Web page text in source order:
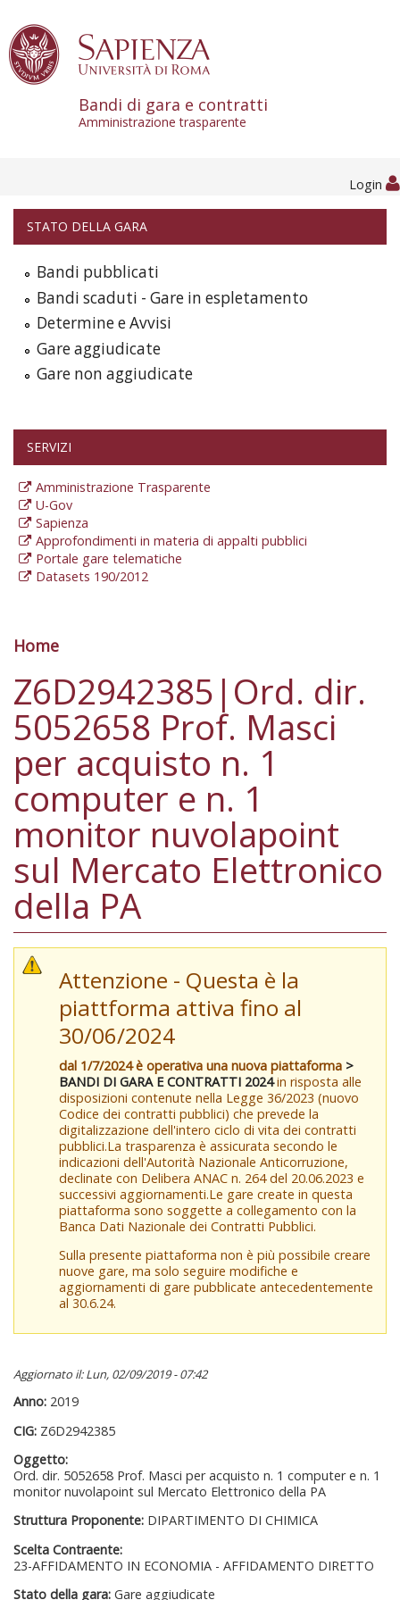
Bandi di gara e contratti
Amministrazione trasparente
Login
STATO DELLA GARA
Bandi pubblicati
Bandi scaduti - Gare in espletamento
Determine e Avvisi
Gare aggiudicate
Gare non aggiudicate
SERVIZI
Amministrazione Trasparente
U-Gov
Sapienza
Approfondimenti in materia di appalti pubblici
Portale gare telematiche
Datasets 190/2012
Tu sei qui
Home
Z6D2942385|Ord. dir.
5052658 Prof. Masci
per acquisto n. 1
computer e n. 1
monitor nuvolapoint
sul Mercato Elettronico
della PA
Attenzione - Questa è la
piattforma attiva fino al
30/06/2024
dal 1/7/2024 è operativa una nuova piattaforma >
BANDI DI GARA E CONTRATTI 2024in risposta alle
disposizioni contenute nella Legge 36/2023 (nuovo
Codice dei contratti pubblici) che prevede la
digitalizzazione dell'intero ciclo di vita dei contratti
pubblici.La trasparenza è assicurata secondo le
indicazioni dell'Autorità Nazionale Anticorruzione,
declinate con Delibera ANAC n. 264 del 20.06.2023 e
successivi aggiornamenti.Le gare create in questa
piattaforma sono soggette a collegamento con la
Banca Dati Nazionale dei Contratti Pubblici.
Sulla presente piattaforma non è più possibile creare
nuove gare, ma solo seguire modifiche e
aggiornamenti di gare pubblicate antecedentemente
al 30.6.24.
Aggiornato il: Lun, 02/09/2019 - 07:42
Anno: 2019
CIG: Z6D2942385
Oggetto:
Ord. dir. 5052658 Prof. Masci per acquisto n. 1 computer e n. 1
monitor nuvolapoint sul Mercato Elettronico della PA
Struttura Proponente: DIPARTIMENTO DI CHIMICA
Scelta Contraente:
23-AFFIDAMENTO IN ECONOMIA - AFFIDAMENTO DIRETTO
Stato della gara: Gare aggiudicate